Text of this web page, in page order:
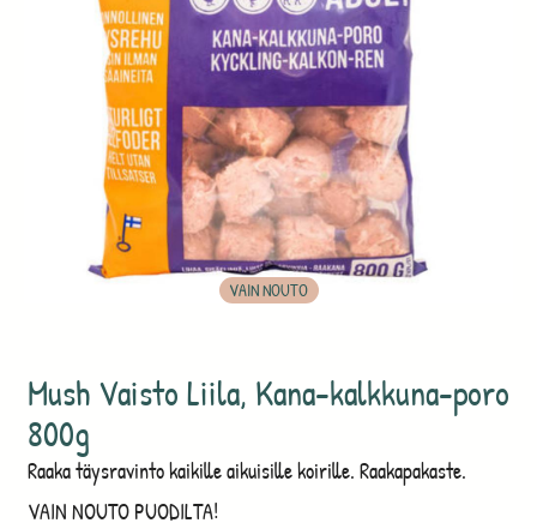
VAIN NOUTO
Mush Vaisto Liila, Kana-kalkkuna-poro
800g
Raaka täysravinto kaikille aikuisille koirille. Raakapakaste.
VAIN NOUTO PUODILTA!